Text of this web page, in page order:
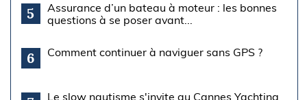
5
Assurance d’un bateau à moteur : les bonnes
questions à se poser avant...
6 Comment continuer à naviguer sans GPS ?
Le slow nautisme s'invite au Cannes Yachting